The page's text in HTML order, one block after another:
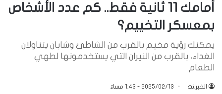
أمامك 11 ثانية فقط.. كم عدد الأشخاص
بمعسكر التخييم؟
يمكنك رؤية مخيم بالقرب من الشاطئ وشابان يتناولان
الغداء، بالقرب من النيران التي يستخدمونها لطهي
الطعام
الخبر.نت 2025/02/13 - 1:43 مساءً